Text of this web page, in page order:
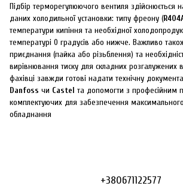
Підбір терморегулюючого вентиля здійснюється
даних холодильної установки: типу фреону (
температури кипіння та необхідної
температурі 0 градусів або нижче. Важливо
приєднання (пайка або різьблення) та
вирівнювання тиску для складних розгалужених
фахівці завжди готові надати технічну
Danfoss чи Castel та допомогти з професійним
комплектуючих для забезпечення
обладнання
+380671122577